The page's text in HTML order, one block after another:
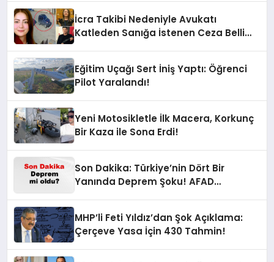
İcra Takibi Nedeniyle Avukatı
Katleden Sanığa İstenen Ceza Belli
Eğitim Uçağı Sert İniş Yaptı: Öğrenci
Pilot Yaralandı!
Yeni Motosikletle İlk Macera, Korkunç
Bir Kaza ile Sona Erdi!
Son Dakika: Türkiye’nin Dört Bir
Yanında Deprem Şoku! AFAD
MHP’li Feti Yıldız’dan Şok Açıklama:
Çerçeve Yasa İçin 430 Tahmin!